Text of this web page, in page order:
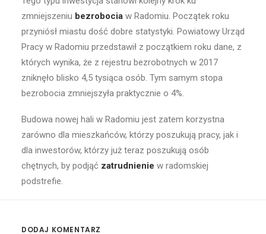
zmniejszeniu bezrobocia w Radomiu. Początek roku
przyniósł miastu dość dobre statystyki. Powiatowy Urząd
Pracy w Radomiu przedstawił z początkiem roku dane, z
których wynika, że z rejestru bezrobotnych w 2017
zniknęło blisko 4,5 tysiąca osób. Tym samym stopa
bezrobocia zmniejszyła praktycznie o 4%.
Budowa nowej hali w Radomiu jest zatem korzystna
zarówno dla mieszkańców, którzy poszukują pracy, jak i
dla inwestorów, którzy już teraz poszukują osób
chętnych, by podjąć zatrudnienie w radomskiej
podstrefie.
DODAJ KOMENTARZ